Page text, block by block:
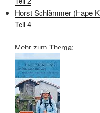
Horst Schlämmer (Hape
Teil 4
Mehr zum Thema: